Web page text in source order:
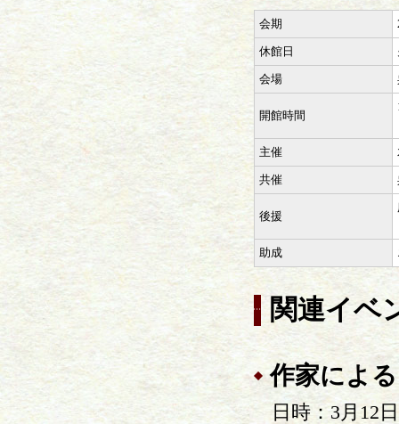
会期
休館日
会場
開館時間
主催
共催
後援
助成
関連イ
作家によ
日時：3月12